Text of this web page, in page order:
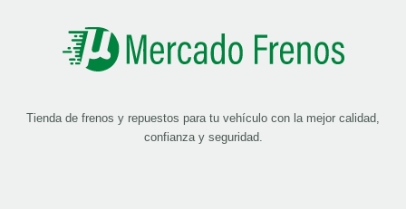
Tienda de frenos y repuestos para tu vehículo con la mejor calidad,
confianza y seguridad.